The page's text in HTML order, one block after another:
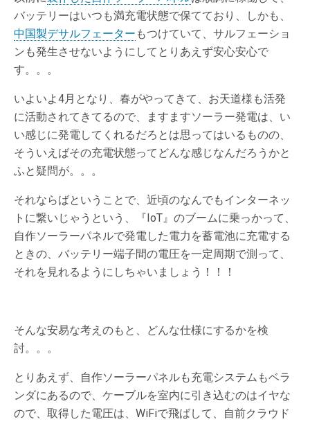
バッテリーはいつも満充電状態で保てており、しかも、
中国製デサルフェーター もつけていて、サルフェーショ
ンも発生させないようにしてとりあえず安心安心で
す。。。
いよいよ4月となり、春がやってきて、お天道様も活発
に活動されてきてるので、ますますソーラー発電は、い
い感じに発電してくれるだろとは思ってはいるものの、
そういえばその充電状態ってどんな感じなんだろうかと
ふと疑問が。。。
それならばということで、近頃のなんでもインターネッ
トに繋いじゃうという、『IoT』のブームに乗っかって、
自作ソーラーパネルで発電した電力を蓄電池に充電する
ときの、バッテリー端子間の電圧を一定周期で測って、
それを見れるようにしちゃいましょう！！！
そんな安易な考えのもと、どんな仕様にするかを検
討。。。
とりあえず、自作ソーラーパネルも充電システムもベラ
ンダにあるので、ケーブルを室内に引き込むのはイヤな
ので、取得した電圧は、WiFiで飛ばして、自前クラウド